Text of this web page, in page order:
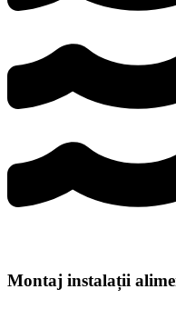
Montaj instalații